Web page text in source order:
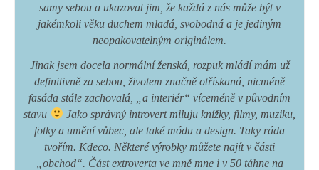
samy sebou a ukazovat jim, že každá z nás může být v
jakémkoli věku duchem mladá, svobodná a je jediným
neopakovatelným originálem.
Jinak jsem docela normální ženská, rozpuk mládí mám už
definitivně za sebou, životem značně otřískaná, nicméně
fasáda stále zachovalá, „a interiér“ víceméně v původním
stavu
Jako správný introvert miluju knížky, filmy, muziku,
fotky a umění vůbec, ale také módu a design. Taky ráda
tvořím. Kdeco. Některé výrobky můžete najít v části
„obchod“. Část extroverta ve mně mne i v 50 táhne na